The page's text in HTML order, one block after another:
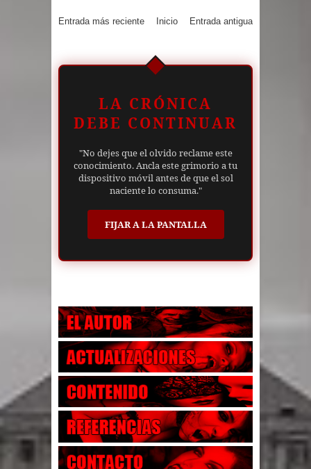
Entrada más reciente Entrada antigua
Inicio
LA CRÓNICA
DEBE CONTINUAR
"No dejes que el olvido reclame este
conocimiento. Ancla este grimorio a tu
dispositivo móvil antes de que el sol
naciente lo consuma."
FIJAR A LA PANTALLA